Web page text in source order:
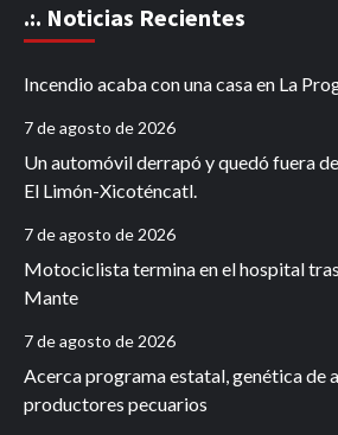
.:. Noticias Recientes
Incendio acaba con una casa en La
7 de agosto de 2026
Un automóvil derrapó y quedó fuera
El Limón-Xicoténcatl.
7 de agosto de 2026
Motociclista termina en el hospital
Mante
7 de agosto de 2026
Acerca programa estatal, genética de
productores pecuarios